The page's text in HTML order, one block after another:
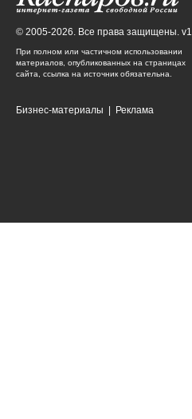
© 2005-2026. Все права защищены. v1
При полном или частичном использовании
материалов, опубликованных на страницах
сайта, ссылка на источник обязательна.
Бизнес-материалы Реклама